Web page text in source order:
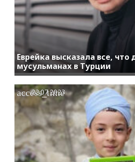
Еврейка высказала все, что
мусульманах в Турции
access_time
22.07.2023